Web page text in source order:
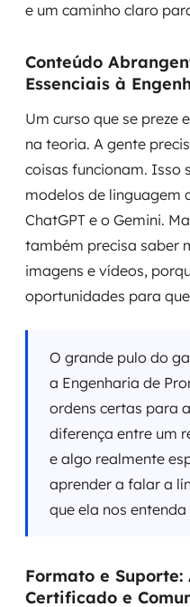
e um caminho claro
Conteúdo
Essenciais à
Um curso que se preze
na teoria. A gente
coisas funcionam. Isso
modelos de linguagem
ChatGPT e o Gemini.
também precisa saber
imagens e vídeos,
oportunidades para
O grande pulo do
a Engenharia de
ordens certas para
diferença entre um
e algo realmente
aprender a falar a
que ela nos
Formato e
Certificado e